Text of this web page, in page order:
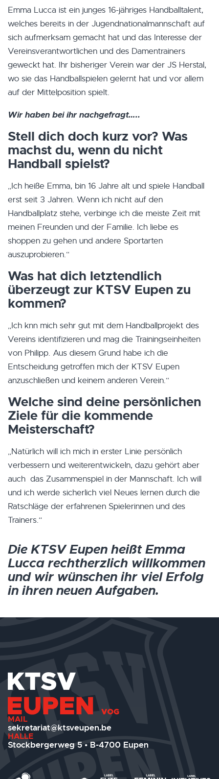
Emma Lucca ist ein junges 16-jähriges Handballtalent,
welches bereits in der Jugendnationalmannschaft auf
sich aufmerksam gemacht hat und das Interesse der
Vereinsverantwortlichen und des Damentrainers
geweckt hat. Ihr bisheriger Verein war der JS Herstal,
wo sie das Handballspielen gelernt hat und vor allem
auf der Mittelposition spielt.
Wir haben bei ihr nachgefragt…..
Stell dich doch kurz vor? Was
machst du, wenn du nicht
Handball spielst?
„Ich heiße Emma, bin 16 Jahre alt und spiele Handball
erst seit 3 Jahren. Wenn ich nicht auf den
Handballplatz stehe, verbinge ich die meiste Zeit mit
meinen Freunden und der Familie. Ich liebe es
shoppen zu gehen und andere Sportarten
auszuprobieren.“
Was hat dich letztendlich
überzeugt zur KTSV Eupen zu
kommen?
„Ich knn mich sehr gut mit dem Handballprojekt des
Vereins identifizieren und mag die Trainingseinheiten
von Philipp. Aus diesem Grund habe ich die
Entscheidung getroffen mich der KTSV Eupen
anzuschließen und keinem anderen Verein.“
Welche sind deine persönlichen
Ziele für die kommende
Meisterschaft?
„Natürlich will ich mich in erster Linie persönlich
verbessern und weiterentwickeln, dazu gehört aber
auch das Zusammenspiel in der Mannschaft. Ich will
und ich werde sicherlich viel Neues lernen durch die
Ratschläge der erfahrenen Spielerinnen und des
Trainers.“
Die KTSV Eupen heißt Emma
Lucca rechtherzlich willkommen
und wir wünschen ihr viel Erfolg
in ihren neuen Aufgaben.
MAIL
sekretariat@ktsveupen.be
HALLE
Stockbergerweg 5 • B-4700 Eupen